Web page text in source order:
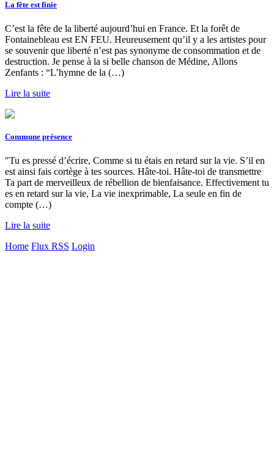
La fête est finie
C’est la fête de la liberté aujourd’hui en France. Et la forêt de
Fontainebleau est EN FEU. Heureusement qu’il y a les artistes pour
se souvenir que liberté n’est pas synonyme de consommation et de
destruction. Je pense à la si belle chanson de Médine, Allons
Zenfants : “L’hymne de la (…)
Lire la suite
Commune présence
"Tu es pressé d’écrire, Comme si tu étais en retard sur la vie. S’il en
est ainsi fais cortège à tes sources. Hâte-toi. Hâte-toi de transmettre
Ta part de merveilleux de rébellion de bienfaisance. Effectivement tu
es en retard sur la vie, La vie inexprimable, La seule en fin de
compte (…)
Lire la suite
Home Flux RSS Login